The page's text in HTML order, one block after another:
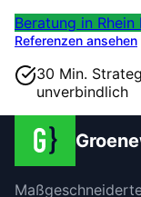
Beratung in
Referenzen ansehen
30 Min.
unverbindlich